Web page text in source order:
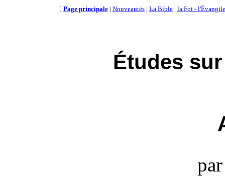
[ Page principale| Nouveautés| La Bible| la Foi - l'Évangile
Études
par